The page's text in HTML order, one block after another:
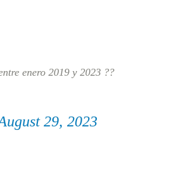
enero 2019 y 2023 ??
29, 2023